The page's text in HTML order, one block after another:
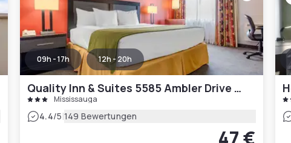
09h - 17h 12h - 20h
Quality Inn & Suites 5585 Ambler Drive Mississauga Ontario
Mississauga
4.4/5|149 Bewertungen
47 €